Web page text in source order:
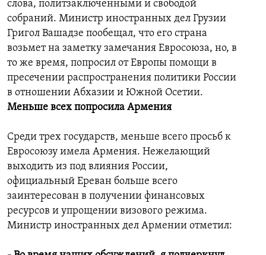
слова, политзаключенными и свободой
собраний. Министр иностранных дел Грузии
Григол Вашадзе пообещал, что его страна
возьмет на заметку замечания Евросоюза, но, в
то же время, попросил от Европы помощи в
пресечении распространения политики России
в отношении Абхазии и Южной Осетии.
Меньше всех попросила Армения
Среди трех государств, меньше всего просьб к
Евросоюзу имела Армения. Нежелающий
выходить из под влияния России,
официальный Ереван больше всего
заинтересован в получении финансовых
ресурсов и упрощении визового режима.
Министр иностранных дел Армении отметил: